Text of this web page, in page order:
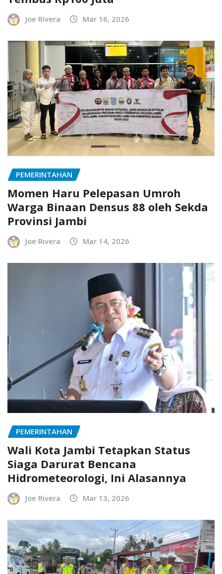
Joe Rivera Mar 16, 2026
PEMERINTAHAN
Momen Haru Pelepasan Umroh
Warga Binaan Densus 88 oleh Sekda
Provinsi Jambi
Joe Rivera Mar 14, 2026
PEMERINTAHAN
Wali Kota Jambi Tetapkan Status
Siaga Darurat Bencana
Hidrometeorologi, Ini Alasannya
Joe Rivera Mar 13, 2026